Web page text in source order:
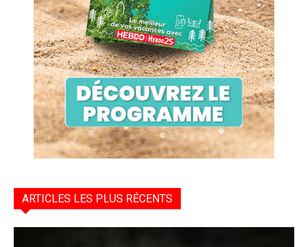
ARTICLES LES PLUS RÉCENTS